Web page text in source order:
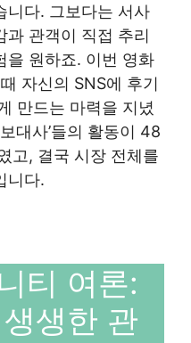
니다. 그보다는 서사
과 관객이 직접 추리
을 원하죠. 이번 영화
자신의 SNS에 후기
만드는 마력을 지녔
대사’들의 활동이 48
고, 결국 시장 전체를
니다.
티 여론:
생한 관